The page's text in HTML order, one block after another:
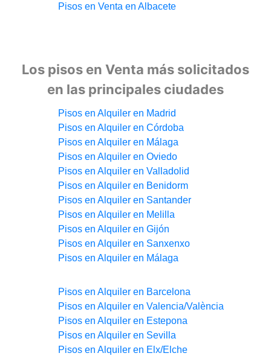
Pisos en Venta en Albacete
Los pisos en Venta más solicitados
en las principales ciudades
Pisos en Alquiler en Madrid
Pisos en Alquiler en Córdoba
Pisos en Alquiler en Málaga
Pisos en Alquiler en Oviedo
Pisos en Alquiler en Valladolid
Pisos en Alquiler en Benidorm
Pisos en Alquiler en Santander
Pisos en Alquiler en Melilla
Pisos en Alquiler en Gijón
Pisos en Alquiler en Sanxenxo
Pisos en Alquiler en Málaga
Pisos en Alquiler en Barcelona
Pisos en Alquiler en Valencia/València
Pisos en Alquiler en Estepona
Pisos en Alquiler en Sevilla
Pisos en Alquiler en Elx/Elche